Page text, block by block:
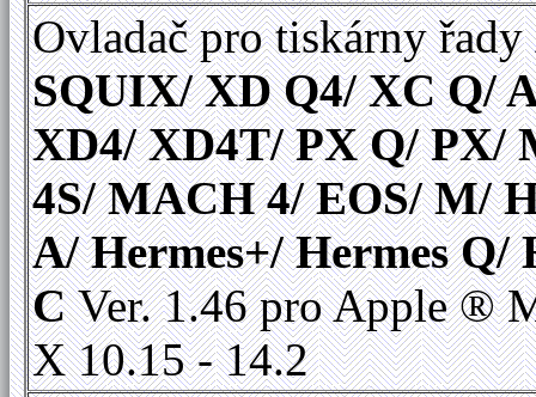
Ovladač pro tiskárny řady
SQUIX/ XD Q4/ XC Q/
XD4/ XD4T/ PX Q/ PX/
4S/ MACH 4/ EOS/ M/
A/ Hermes+/ Hermes Q/
CVer. 1.46 pro Apple ®
X 10.15 - 14.2